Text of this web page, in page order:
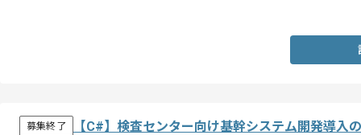
募集終了 【C#】検査センター向け基幹システム開発導入